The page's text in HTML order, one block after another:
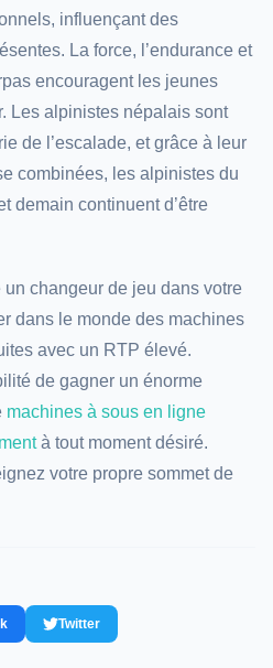
influençant des
La force, l’endurance et
encouragent les jeunes
Les alpinistes népalais sont
de l’escalade, et grâce à leur
combinées, les alpinistes du
demain continuent d’être
changeur de jeu dans votre
dans le monde des machines
avec un RTP élevé.
de gagner un énorme
machines à sous en ligne
à tout moment désiré.
votre propre sommet de
Twitter